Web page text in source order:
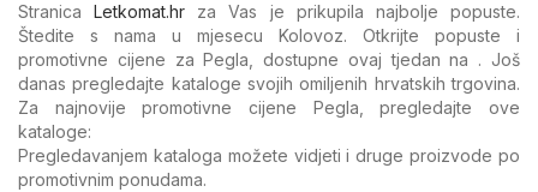
StranicaLetkomat.hr za Vas je prikupila najbolje popuste.
Štedite s nama u mjesecu Kolovoz. Otkrijte popuste i
promotivne cijene za Pegla, dostupne ovaj tjedan na . Još
danas pregledajte kataloge svojih omiljenih hrvatskih trgovina.
Za najnovije promotivne cijene Pegla, pregledajte ove
kataloge:
Pregledavanjem kataloga možete vidjeti i druge proizvode po
promotivnim ponudama.